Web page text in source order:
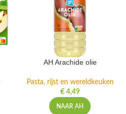
AH Arachide olie
Pasta, rijst en wereldkeuken
€4,49
NAAR AH